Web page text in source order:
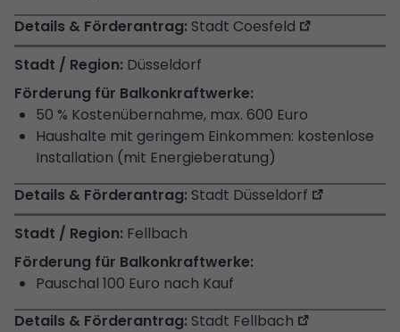
Stadt Coesfeld
Düsseldorf
50 % Kostenübernahme, max. 600 Euro
Haushalte mit geringem Einkommen: kostenlose
Installation (mit Energieberatung)
Stadt Düsseldorf
Fellbach
Pauschal 100 Euro nach Kauf
Stadt Fellbach